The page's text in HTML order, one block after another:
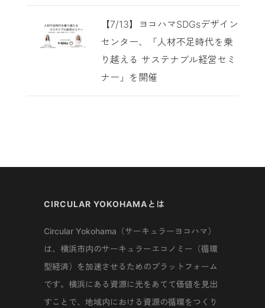
【7/13】ヨコハマSDGsデザイン
センター、「人材不足時代を乗
り越える サステナブル経営セミ
ナー」を開催
CIRCULAR YOKOHAMAとは
Circular Yokohama（サーキュラーヨコハマ）
は、横浜市内のサーキュラーエコノミー（循環
型経済）を加速させるためのプラットフォーム
です。横浜にある資源に光をあてて価値を見出
すことで、地域内における資源の循環をつくり